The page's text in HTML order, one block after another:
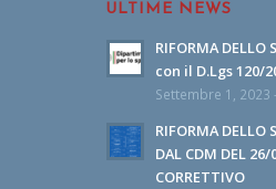
ULTIME NEWS
RIFORMA
con il D.Lgs 120/
Settembre 1, 2023
RIFORMA DELLO
DAL CDM DEL
CORRETTIVO